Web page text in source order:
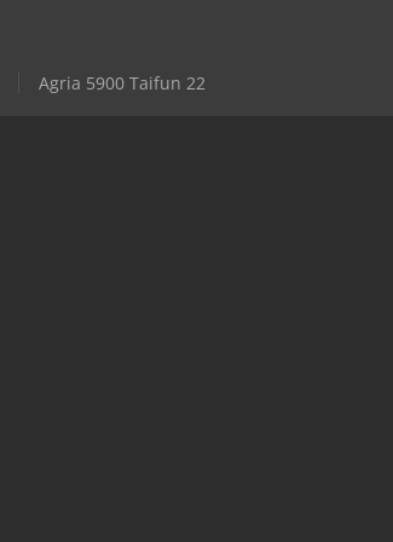
Agria 5900 Taifun 22